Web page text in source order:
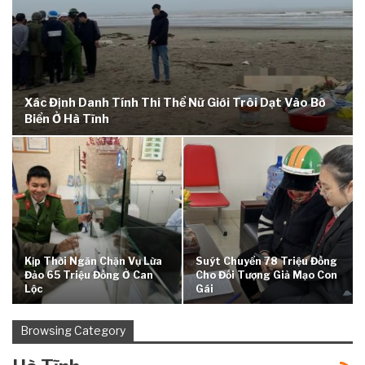
Xác Định Danh Tính Thi Thể Nữ Giới Trôi Dạt Vào Bờ
Biển Ở Hà Tĩnh
Kịp Thời Ngăn Chặn Vụ Lừa
Đảo 65 Triệu Đồng Ở Can
Lộc
Suýt Chuyển 78 Triệu Đồng
Cho Đối Tượng Giả Mạo Con
Gái
Browsing Category